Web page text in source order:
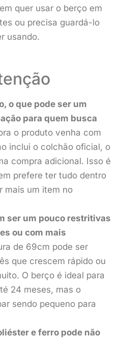
quer usar o berço em
ou precisa guardá-lo
usando.
o que pode ser um
para quem busca
o produto venha com
inclui o colchão oficial, o
compra adicional. Isso é
prefere ter tudo dentro
mais um item no
ser um pouco restritivas
ou com mais
de 69cm pode ser
que crescem rápido ou
O berço é ideal para
24 meses, mas o
sendo pequeno para
e ferro pode não